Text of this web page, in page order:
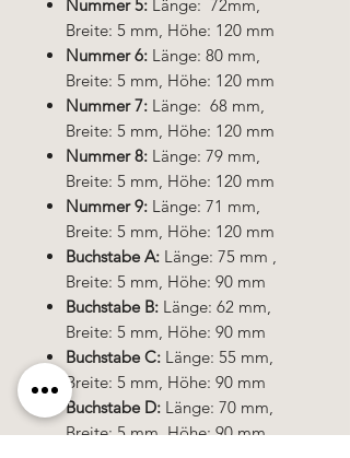
Nummer 5: Länge: 72mm,
Breite: 5 mm, Höhe: 120 mm
Nummer 6: Länge: 80 mm,
Breite: 5 mm, Höhe: 120 mm
Nummer 7: Länge: 68 mm,
Breite: 5 mm, Höhe: 120 mm
Nummer 8: Länge: 79 mm,
Breite: 5 mm, Höhe: 120 mm
Nummer 9: Länge: 71 mm,
Breite: 5 mm, Höhe: 120 mm
Buchstabe A: Länge: 75 mm ,
Breite: 5 mm, Höhe: 90 mm
Buchstabe B: Länge: 62 mm,
Breite: 5 mm, Höhe: 90 mm
Buchstabe C: Länge: 55 mm,
Breite: 5 mm, Höhe: 90 mm
Buchstabe D: Länge: 70 mm,
Breite: 5 mm, Höhe: 90 mm